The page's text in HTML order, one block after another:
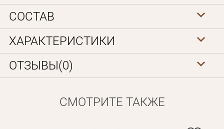
СОСТАВ
ХАРАКТЕРИСТИКИ
ОТЗЫВЫ(0)
СМОТРИТЕ ТАКЖЕ
Забыли пароль?